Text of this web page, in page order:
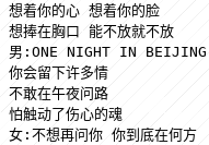
想着你的心 想着你的脸
想捧在胸口 能不放就不放
男:ONE NIGHT IN BEIJING
你会留下许多情
不敢在午夜问路
怕触动了伤心的魂
女:不想再问你 你到底在何方